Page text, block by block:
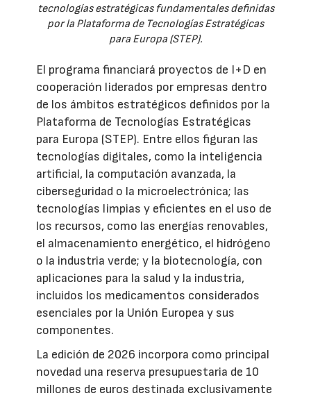
tecnologías estratégicas fundamentales definidas
por la Plataforma de Tecnologías Estratégicas
para Europa (STEP).
El programa financiará proyectos de I+D en
cooperación liderados por empresas dentro
de los ámbitos estratégicos definidos por la
Plataforma de Tecnologías Estratégicas
para Europa (STEP). Entre ellos figuran las
tecnologías digitales, como la inteligencia
artificial, la computación avanzada, la
ciberseguridad o la microelectrónica; las
tecnologías limpias y eficientes en el uso de
los recursos, como las energías renovables,
el almacenamiento energético, el hidrógeno
o la industria verde; y la biotecnología, con
aplicaciones para la salud y la industria,
incluidos los medicamentos considerados
esenciales por la Unión Europea y sus
componentes.
La edición de 2026 incorpora como principal
novedad una reserva presupuestaria de 10
millones de euros destinada exclusivamente